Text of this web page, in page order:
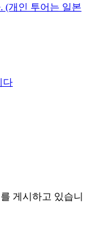
(개인 투어는 일본
다
게시하고 있습니